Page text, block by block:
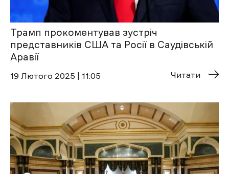
Трамп прокоментував зустріч
представників США та Росії в Саудівській
Аравії
19 Лютого 2025 | 11:05 Читати